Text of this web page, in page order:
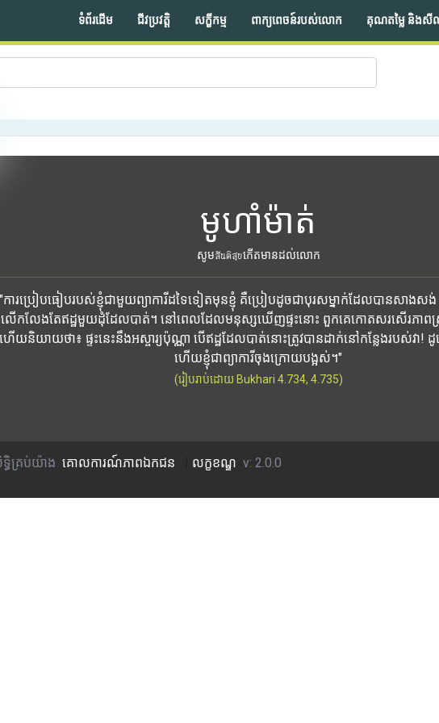
ទំព័រដើម ជីវប្រវត្តិ សក្ខីកម្ម ពាក្យពេចន៍របស់លោក គុណតម្លៃ និងសី
មូហាំម៉ាត់
សូមสันติสุขកើតមានដល់លោក
"ការប្រៀបធៀបរបស់ខ្ញុំជាមួយព្យាការីដទៃទៀតមុនខ្ញុំ គឺប្រៀបដូចជាបុរសម្នាក់ដែលបានសាងស
លើកលែងតែឥដ្ឋមួយដុំដែលបាត់។ នៅពេលដែលមនុស្សឃើញផ្ទះនោះ ពួកគេកោតសរសើរភាព
ហើយនិយាយថា៖ ផ្ទះនេះនឹងអស្ចារ្យប៉ុណ្ណា បើឥដ្ឋដែលបាត់នោះត្រូវបានដាក់នៅកន្លែងរបស់វា! ដូច្ន
ហើយខ្ញុំជាព្យាការីចុងក្រោយបង្អស់។"
(រៀបរាប់ដោយ Bukhari 4.734, 4.735)
ធិគ្រប់យ៉ាង គោលការណ៍​ភាព​ឯកជន លក្ខខណ្ឌ v: 2.0.0